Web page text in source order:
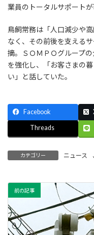
業員のトータルサポートが
鳥飼常務は「人口減少や
なく、その前後を支える
摘。ＳＯＭＰＯグループ
を強化し、「お客さまの
い」と話していた。
Facebook
Threads
カテゴリー ニュース
前の記事